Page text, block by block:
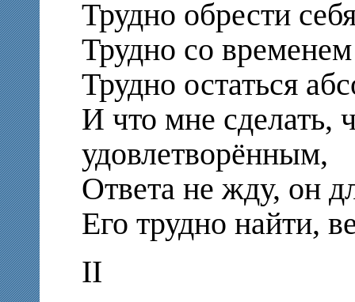
Трудно обрести
Трудно со
Трудно остаться
И что мне сделать,
удовлетворённым,
Ответа не жду, он
Его трудно найти,
II